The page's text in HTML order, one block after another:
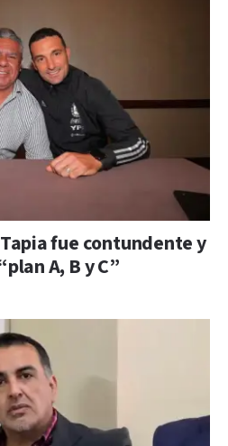
fue contundente y
A, B y C”